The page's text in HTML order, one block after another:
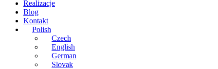
Realizacje
Blog
Kontakt
Polish
Czech
English
German
Slovak